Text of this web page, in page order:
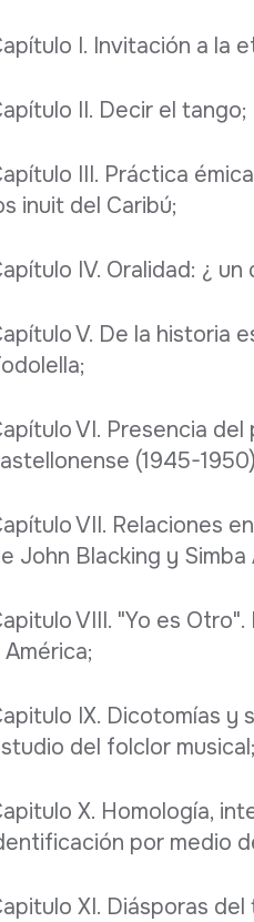
I. Invitación a la
II. Decir el tango;
III. Práctica
inuit del Caribú;
IV. Oralidad: ¿
V. De la historia
VI. Presencia
(1945-
VII. Relaciones
John Blacking y Simba
VIII. "Yo es
América;
IX. Dicotomías y
del folclor musical;
X. Homología,
por medio
XI. Diásporas